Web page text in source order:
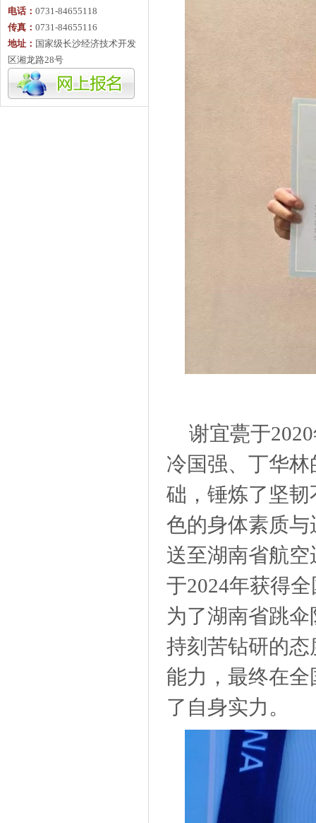
电话： 0731-84655118
传真： 0731-84655116
地址： 国家级长沙经济技术开发
区湘龙路28号
谢宜甍于
冷国强、丁华林
础，锤炼了坚
色的身体素质
送至湖南省航
于2024年获得
为了湖南省跳
持刻苦钻研的
能力，最终在
了自身实力。